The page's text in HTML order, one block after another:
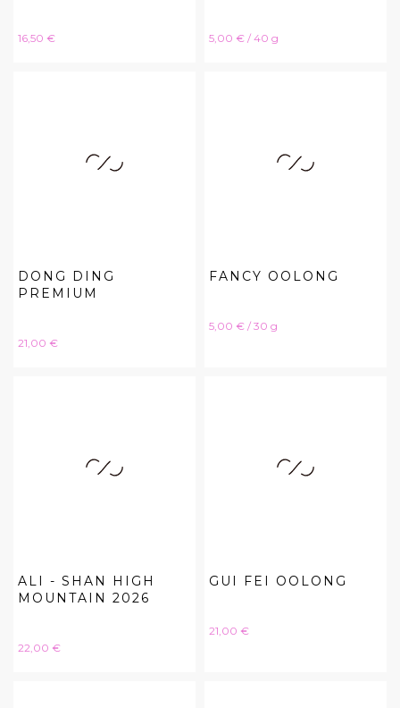
Hinta
16,50 € Hinta
5,00 € / 40 g
DONG DING
PREMIUM
Hinta
21,00 €
FANCY OOLONG
Hinta
5,00 € / 30 g
ALI - SHAN HIGH
MOUNTAIN 2026
Hinta
22,00 €
GUI FEI OOLONG
Hinta
21,00 €